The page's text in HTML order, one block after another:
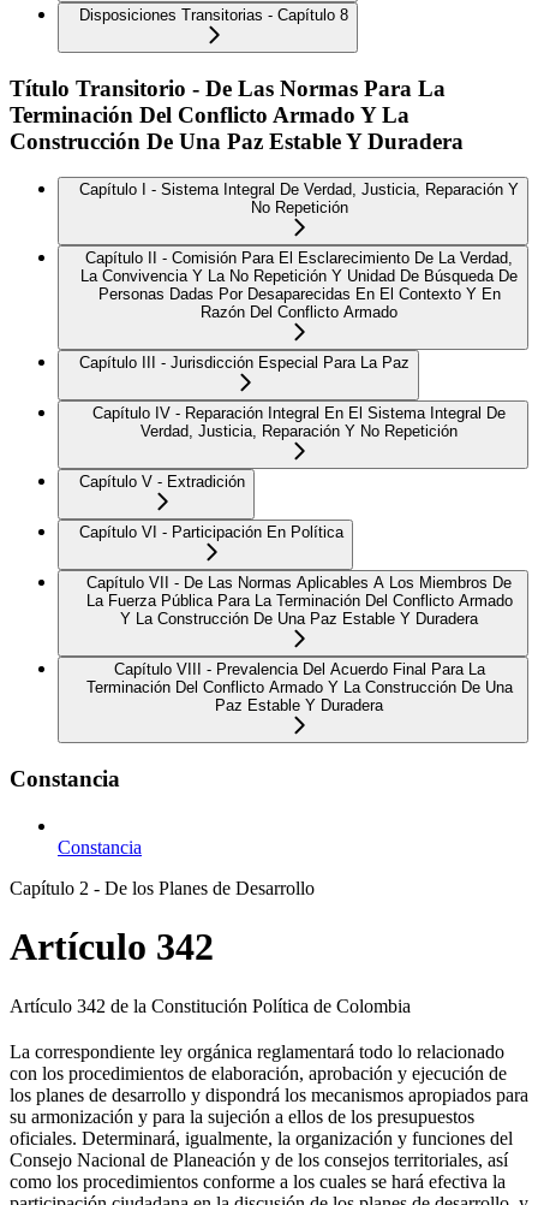
Disposiciones Transitorias - Capítulo 8
Título Transitorio - De Las Normas Para La
Terminación Del Conflicto Armado Y La
Construcción De Una Paz Estable Y Duradera
Capítulo I - Sistema Integral De Verdad, Justicia, Reparación Y
No Repetición
Capítulo II - Comisión Para El Esclarecimiento De La Verdad,
La Convivencia Y La No Repetición Y Unidad De Búsqueda De
Personas Dadas Por Desaparecidas En El Contexto Y En
Razón Del Conflicto Armado
Capítulo III - Jurisdicción Especial Para La Paz
Capítulo IV - Reparación Integral En El Sistema Integral De
Verdad, Justicia, Reparación Y No Repetición
Capítulo V - Extradición
Capítulo VI - Participación En Política
Capítulo VII - De Las Normas Aplicables A Los Miembros De
La Fuerza Pública Para La Terminación Del Conflicto Armado
Y La Construcción De Una Paz Estable Y Duradera
Capítulo VIII - Prevalencia Del Acuerdo Final Para La
Terminación Del Conflicto Armado Y La Construcción De Una
Paz Estable Y Duradera
Constancia
Constancia
Capítulo 2 - De los Planes de Desarrollo
Artículo 342
Artículo 342 de la Constitución Política de Colombia
La correspondiente ley orgánica reglamentará todo lo relacionado
con los procedimientos de elaboración, aprobación y ejecución de
los planes de desarrollo y dispondrá los mecanismos apropiados para
su armonización y para la sujeción a ellos de los presupuestos
oficiales. Determinará, igualmente, la organización y funciones del
Consejo Nacional de Planeación y de los consejos territoriales, así
como los procedimientos conforme a los cuales se hará efectiva la